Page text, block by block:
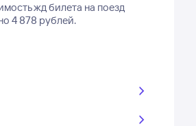
жд билета на поезд
4 878 рублей.